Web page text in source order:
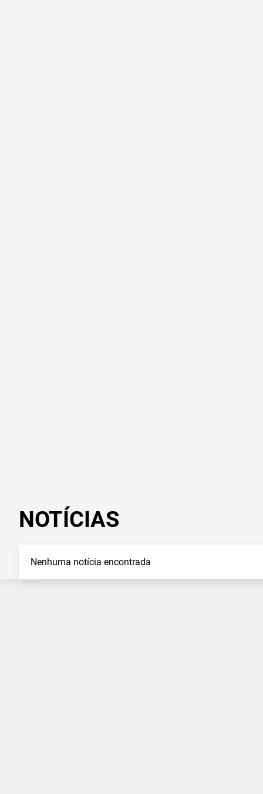
NOTÍCIAS
Nenhuma notícia encontrada